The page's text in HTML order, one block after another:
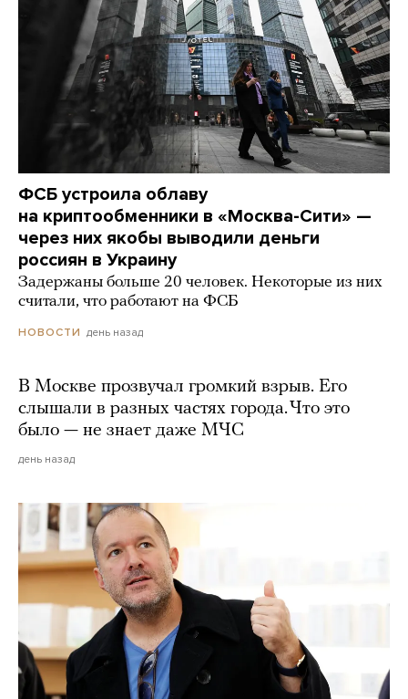
ФСБ устроила облаву
на криптообменники в «Москва-Сити» —
через них якобы выводили деньги
россиян в Украину
Задержаны больше 20 человек. Некоторые из них
считали, что работают на ФСБ
НОВОСТИ день назад
В Москве прозвучал громкий взрыв. Его
слышали в разных частях города. Что это
было — не знает даже МЧС
день назад